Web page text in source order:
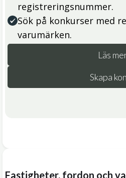
registreringsnummer.
Sök på konkurser med
varumärken.
Läs
Skapa
Fastigheter, fordon och